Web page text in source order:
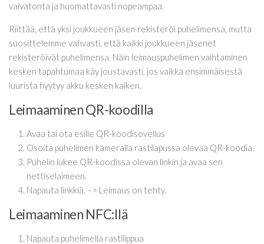
vaivatonta ja huomattavasti nopeampaa.
Riittää, että yksi joukkueen jäsen rekisteröi puhelimensa, mutta
suosittelemme vahvasti, että kaikki joukkueen jäsenet
rekisteröivät puhelimensa. Näin leimauspuhelimen vaihtaminen
kesken tapahtumaa käy joustavasti, jos vaikka ensimmäisestä
luurista hyytyy akku kesken kaiken.
Leimaaminen QR-koodilla
Avaa tai ota esille QR-koodisovellus
Osoita puhelimen kameralla rastilapussa olevaa QR-koodia.
Puhelin lukee QR-koodissa olevan linkin ja avaa sen
nettiselaimeen.
Napauta linkkiä. –> Leimaus on tehty.
Leimaaminen NFC:llä
Napauta puhelimella rastilippua